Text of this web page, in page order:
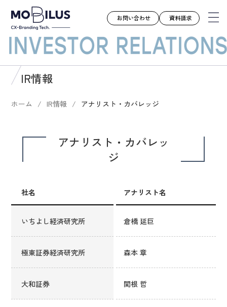
モビルスとは
導入事例
お知らせ
会社案内
CX向上情報サイト
お問い合わせ 資料請求
IR情報
ホーム IR情報 アナリスト・カバレッジ
アナリスト・カバレッ
ジ
社名 アナリスト名
いちよし経済研究所 倉橋 延巨
極東証券経済研究所 森本 章
大和証券 関根 哲